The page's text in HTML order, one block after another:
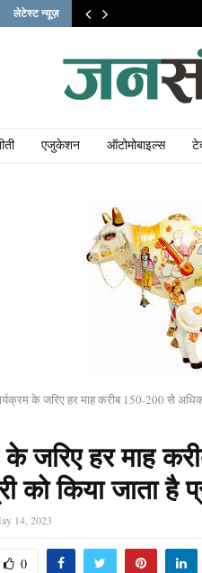
लेटेस्ट न्यूज़
एजुकेशन ऑटोमोबाइल्स
के जरिए हर माह करीब 150-200 से अधिक
के जरिए हर माह
को किया जाता है
14, 2023
0